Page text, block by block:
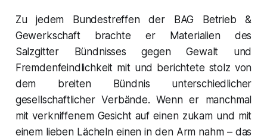
Zu jedem Bundestreffen der BAG Betrieb &
Gewerkschaft brachte er Materialien des
Salzgitter Bündnisses gegen Gewalt und
Fremdenfeindlichkeit mit und berichtete stolz von
dem breiten Bündnis unterschiedlicher
gesellschaftlicher Verbände. Wenn er manchmal
mit verkniffenem Gesicht auf einen zukam und mit
einem lieben Lächeln einen in den Arm nahm – das